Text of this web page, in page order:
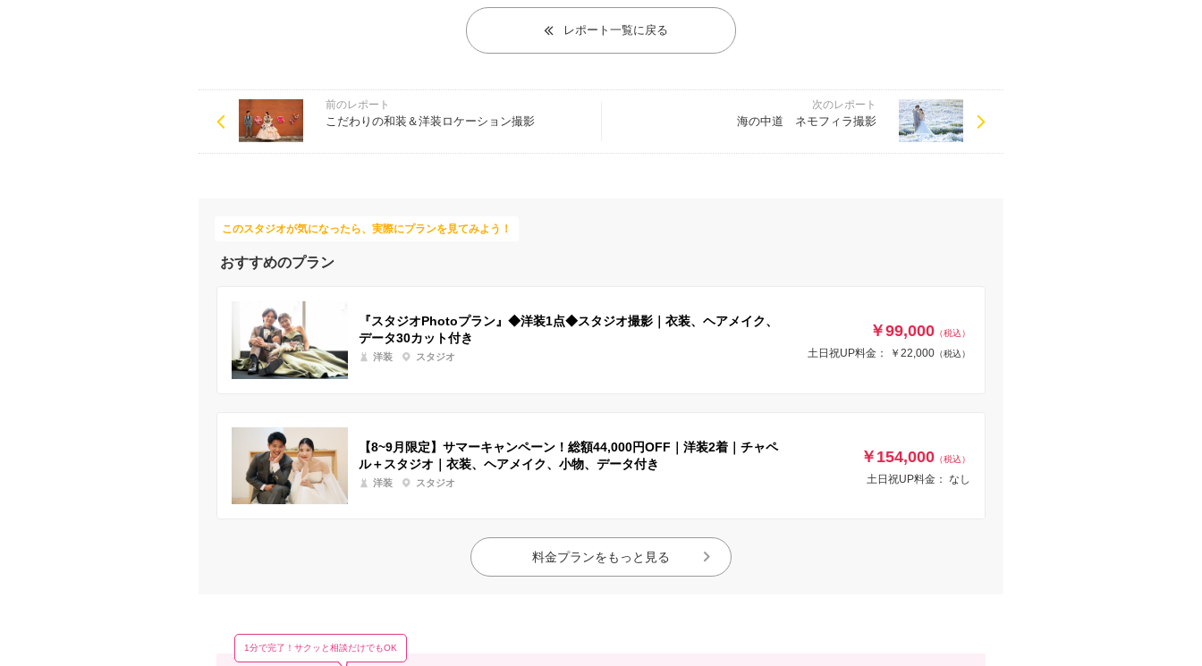
レポート一覧に戻る
前のレポート
こだわりの和装＆洋装ロケーション撮影
次のレポート
海の中道 ネモフィラ撮影
このスタジオが気になったら、実際にプランを見てみよう！
おすすめのプラン
『スタジオPhotoプラン』◆洋装1点◆スタジオ撮影｜衣装、ヘアメイク、
データ30カット付き
洋装 スタジオ
￥99,000 （税込）
土日祝UP料金： ￥22,000 （税込）
【8~9月限定】サマーキャンペーン！総額44,000円OFF｜洋装2着｜チャペ
ル＋スタジオ｜衣装、ヘアメイク、小物、データ付き
洋装 スタジオ
￥154,000 （税込）
土日祝UP料金： なし
料金プランをもっと見る
1分で完了！サクッと相談だけでもOK